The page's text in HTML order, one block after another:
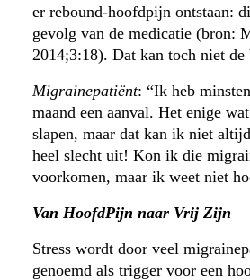
er rebound-hoofdpijn ontstaan:
gevolg van de medicatie (bron:
2014;3:18). Dat kan toch niet
Migrainepatiënt: “Ik heb
maand een aanval. Het enige
slapen, maar dat kan ik niet
heel slecht uit! Kon ik die
voorkomen, maar ik weet niet
Van HoofdPijn naar Vrij Zijn
Stress wordt door veel
genoemd als trigger voor een